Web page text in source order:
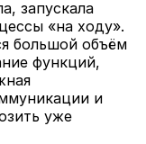
запускала
«на ходу».
большой объём
функций,
и
уже